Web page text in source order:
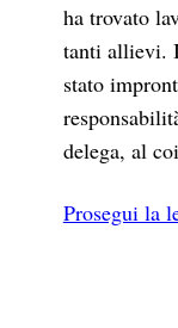
ha trovato
tanti allievi.
stato
delega, al
Prosegui la